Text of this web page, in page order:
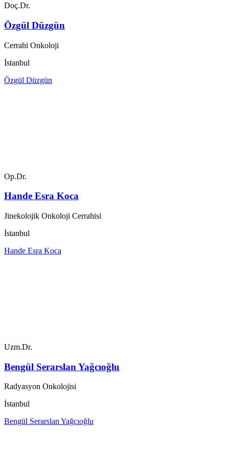
Doç.Dr.
Özgül Düzgün
Cerrahi Onkoloji
İstanbul
Özgül Düzgün
Op.Dr.
Hande Esra Koca
Jinekolojik Onkoloji Cerrahisi
İstanbul
Hande Esra Koca
Uzm.Dr.
Bengül Serarslan Yağcıoğlu
Radyasyon Onkolojisi
İstanbul
Bengül Serarslan Yağcıoğlu